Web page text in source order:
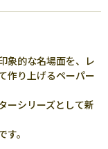
象的な名場面を、レ
作り上げるペーパー
ーシリーズとして新
。